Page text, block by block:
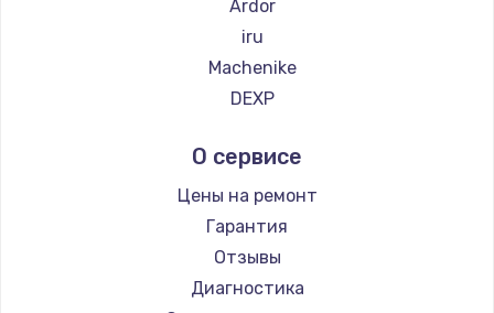
2500 руб.
Замена электроконфорки
Заказать
Техобслуживание
900 руб.
Заказать
Ardor
iru
Machenike
DEXP
Intel
Beelink
CHUWI
О сервисе
Цены на ремонт
Гарантия
Отзывы
Диагностика